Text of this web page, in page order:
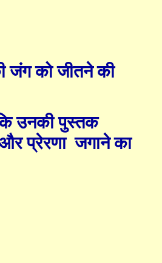
जंग को जीतने की
उनकी पुस्तक
प्रेरणा जगाने का